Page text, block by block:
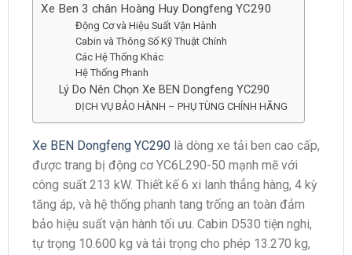
Xe Ben 3 chân Hoàng Huy Dongfeng YC290
Động Cơ và Hiệu Suất Vận Hành
Cabin và Thông Số Kỹ Thuật Chính
Các Hệ Thống Khác
Hệ Thống Phanh
Lý Do Nên Chọn Xe BEN Dongfeng YC290
DỊCH VỤ BẢO HÀNH – PHỤ TÙNG CHÍNH HÃNG
Xe BEN Dongfeng YC290là dòng xe tải ben cao cấp,
được trang bị động cơ YC6L290-50 mạnh mẽ với
công suất 213 kW. Thiết kế 6 xi lanh thẳng hàng, 4 kỳ
tăng áp, và hệ thống phanh tang trống an toàn đảm
bảo hiệu suất vận hành tối ưu. Cabin D530 tiện nghi,
tự trọng 10.600 kg và tải trọng cho phép 13.270 kg,